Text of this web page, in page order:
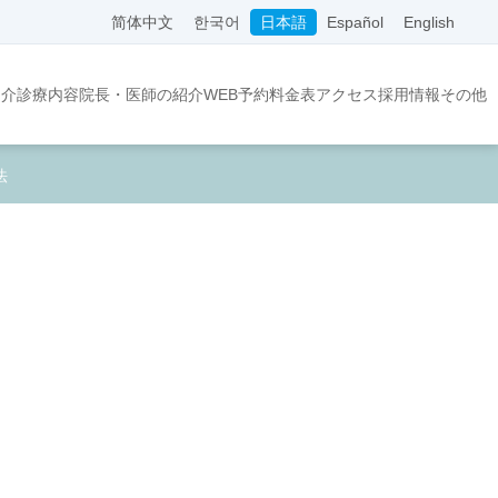
简体中文 한국어 日本語 Español English
診療内容院長・医師の紹介WEB予約料金表アクセス採用情報その他